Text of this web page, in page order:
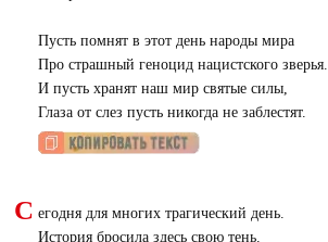
Пусть помнят в этот день народы мира
Про страшный геноцид нацистского зверья.
И пусть хранят наш мир святые силы,
Глаза от слез пусть никогда не заблестят.
С егодня для многих трагический день.
История бросила здесь свою тень.